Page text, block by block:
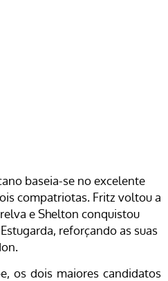
baseia-se no excelente
compatriotas. Fritz voltou a
e Shelton conquistou
reforçando as suas
os dois maiores candidatos